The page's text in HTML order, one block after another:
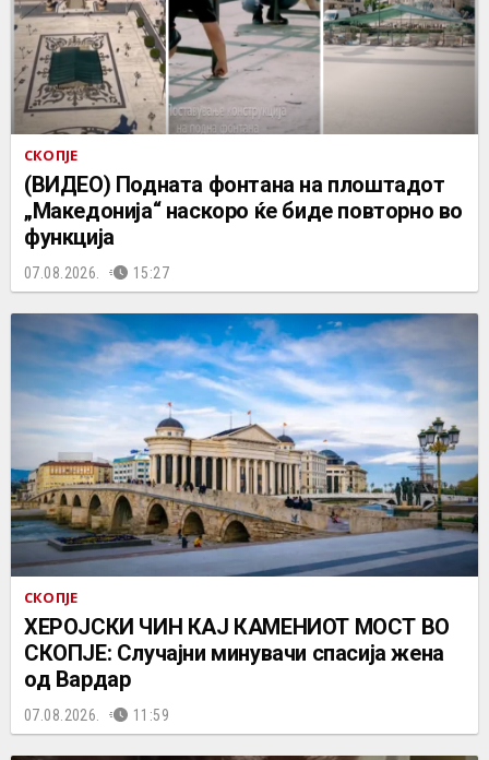
СКОПЈЕ
(ВИДЕО) Подната фонтана на плоштадот
„Македонија“ наскоро ќе биде повторно во
функција
07.08.2026. 15:27
СКОПЈЕ
ХЕРОЈСКИ ЧИН КАЈ КАМЕНИОТ МОСТ ВО
СКОПЈЕ: Случајни минувачи спасија жена
од Вардар
07.08.2026. 11:59